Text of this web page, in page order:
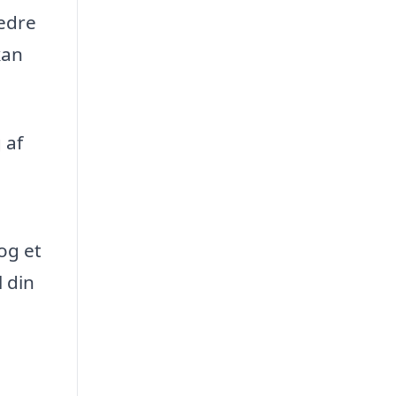
af
et
din